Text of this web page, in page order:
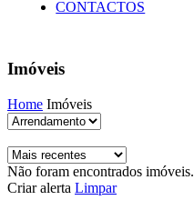
CONTACTOS
Imóveis
Home Imóveis
Não foram encontrados imóveis.
Criar alerta Limpar